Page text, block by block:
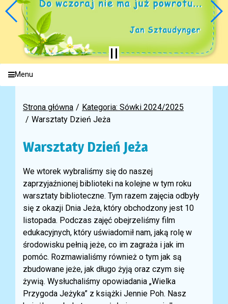
Menu
Strona główna
Kategoria: Sówki 2024/2025
Warsztaty Dzień Jeża
Warsztaty Dzień Jeża
We wtorek wybraliśmy się do naszej
zaprzyjaźnionej biblioteki na kolejne w tym roku
warsztaty biblioteczne. Tym razem zajęcia odbyły
się z okazji Dnia Jeża, który obchodzony jest 10
listopada. Podczas zajęć obejrzeliśmy film
edukacyjnych, który uświadomił nam, jaką rolę w
środowisku pełnią jeże, co im zagraża i jak im
pomóc. Rozmawialiśmy również o tym jak są
zbudowane jeże, jak długo żyją oraz czym się
żywią. Wysłuchaliśmy opowiadania „Wielka
Przygoda Jeżyka” z książki Jennie Poh. Nasz